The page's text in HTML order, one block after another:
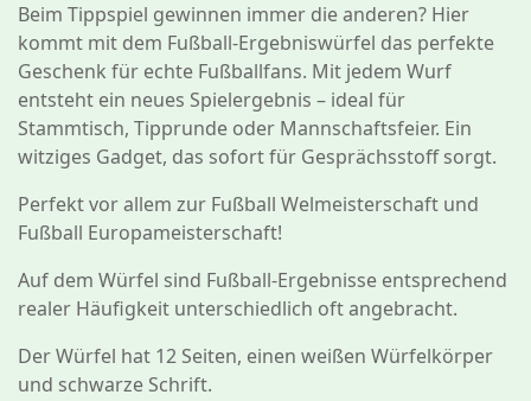
Beim Tippspiel gewinnen immer die anderen? Hier
kommt mit dem Fußball-Ergebniswürfel das perfekte
Geschenk für echte Fußballfans. Mit jedem Wurf
entsteht ein neues Spielergebnis – ideal für
Stammtisch, Tipprunde oder Mannschaftsfeier. Ein
witziges Gadget, das sofort für Gesprächsstoff sorgt.
Perfekt vor allem zur Fußball Welmeisterschaft und
Fußball Europameisterschaft!
Auf dem Würfel sind Fußball-Ergebnisse entsprechend
realer Häufigkeit unterschiedlich oft angebracht.
Der Würfel hat 12 Seiten, einen weißen Würfelkörper
und schwarze Schrift.